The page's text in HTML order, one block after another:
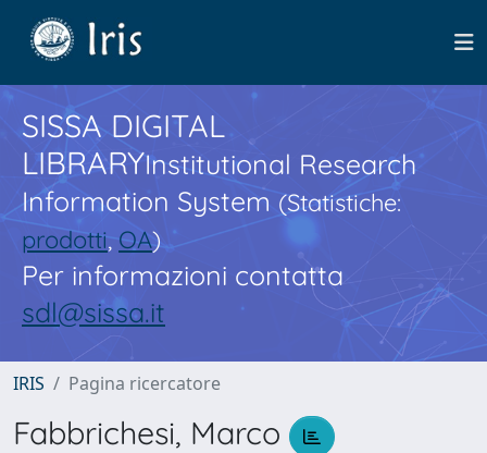
SISSA DIGITAL
LIBRARYInstitutional Research
Information System(Statistiche:
prodotti,OA)
Per informazioni contatta
sdl@sissa.it
IRIS Pagina ricercatore
Fabbrichesi, Marco